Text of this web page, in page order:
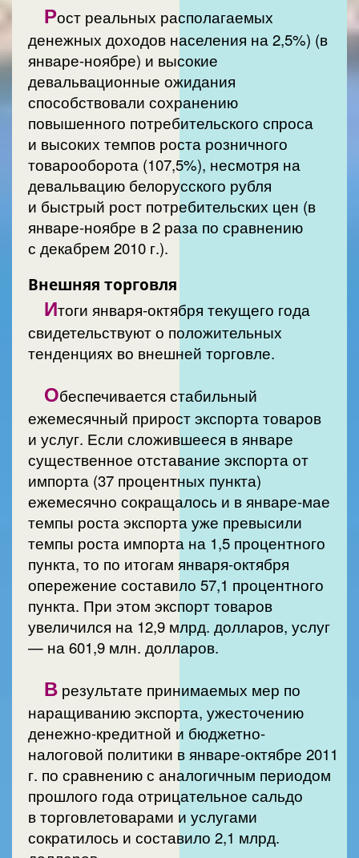
Рост реальных располагаемых
денежных доходов населения на 2,5%) (в
январе-ноябре) и высокие
девальвационные ожидания
способствовали сохранению
повышенного потребительского спроса
и высоких темпов роста розничного
товарооборота (107,5%), несмотря на
девальвацию белорусского рубля
и быстрый рост потребительских цен (в
январе-ноябре в 2 раза по сравнению
с декабрем 2010 г.).
Внешняя торговля
Итоги января-октября текущего года
свидетельствуют о положительных
тенденциях во внешней торговле.
Обеспечивается стабильный
ежемесячный прирост экспорта товаров
и услуг. Если сложившееся в январе
существенное отставание экспорта от
импорта (37 процентных пункта)
ежемесячно сокращалось и в январе-мае
темпы роста экспорта уже превысили
темпы роста импорта на 1,5 процентного
пункта, то по итогам января-октября
опережение составило 57,1 процентного
пункта. При этом экспорт товаров
увеличился на 12,9 млрд. долларов, услуг
— на 601,9 млн. долларов.
В результате принимаемых мер по
наращиванию экспорта, ужесточению
денежно-кредитной и бюджетно-
налоговой политики в январе-октябре 2011
г. по сравнению с аналогичным периодом
прошлого года отрицательное сальдо
в торговлетоварами и услугами
сократилось и составило 2,1 млрд.